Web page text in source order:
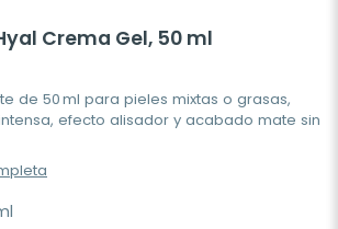
Crema Gel, 50 ml
de 50 ml para pieles mixtas o grasas,
efecto alisador y acabado mate sin